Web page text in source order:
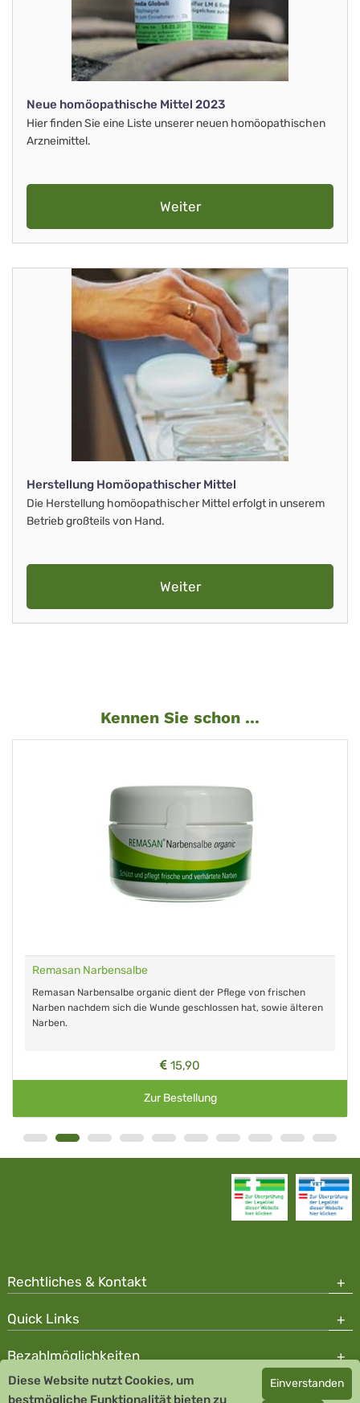
Neue homöopathische Mittel 2023
Hier finden Sie eine Liste unserer neuen homöopathischen
Arzneimittel.
Weiter
Herstellung Homöopathischer Mittel
Die Herstellung homöopathischer Mittel erfolgt in unserem
Betrieb großteils von Hand.
Weiter
Kennen Sie schon ...
Remasan Narbensalbe
Remasan Narbensalbe organic dient der Pflege von frischen
Narben nachdem sich die Wunde geschlossen hat, sowie älteren
Narben.
15,90
Zur Bestellung
Rechtliches & Kontakt
Quick Links
Bezahlmöglichkeiten
Copyright © 2026 Team Santé Salvator Apotheke - GDP zertifiziert
Diese Website nutzt Cookies, um
bestmögliche Funktionalität bieten zu
Einverstanden